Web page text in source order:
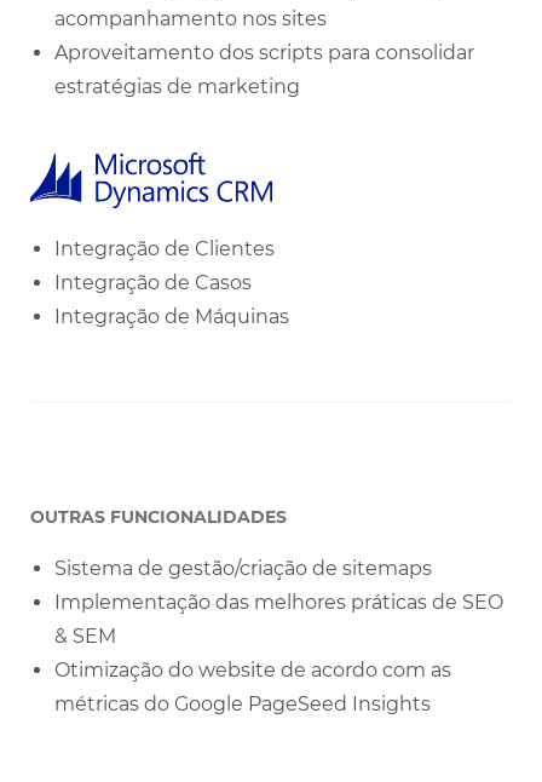
acompanhamento nos sites
Aproveitamento dos scripts para consolidar
estratégias de marketing
Integração de Clientes
Integração de Casos
Integração de Máquinas
OUTRAS FUNCIONALIDADES
Sistema de gestão/criação de sitemaps
Implementação das melhores práticas de SEO
& SEM
Otimização do website de acordo com as
métricas do Google PageSeed Insights